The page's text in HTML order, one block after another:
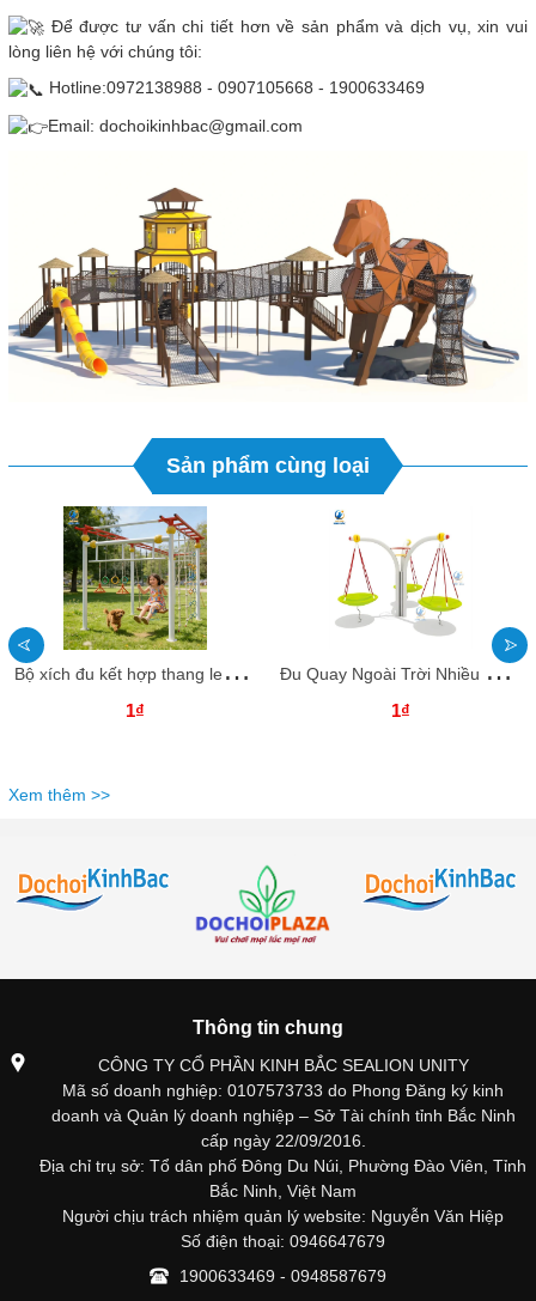
Để được tư vấn chi tiết hơn về sản phẩm và dịch vụ, xin vui
lòng liên hệ với chúng tôi:
Hotline:0972138988 - 0907105668 - 1900633469
Email: dochoikinhbac@gmail.com
Sản phẩm cùng loại
B
ộ xích đu kết hợp thang leo ngoài trời XĐNTKB01 Dochoikinhbac - Trò chơi công viên thu hút
1₫
Đ
u Quay Ngoài Trời Nhiều Ghế ĐQNTKB02 Dochoikinhbac - Trò chơi công viên thu hút
1₫
Xem thêm >>
Thông tin chung
CÔNG TY CỔ PHẦN KINH BẮC SEALION UNITY
Mã số doanh nghiệp: 0107573733 do Phong Đăng ký kinh
doanh và Quản lý doanh nghiệp – Sở Tài chính tỉnh Bắc Ninh
cấp ngày 22/09/2016.
Địa chỉ trụ sở: Tổ dân phố Đông Du Núi, Phường Đào Viên, Tỉnh
Bắc Ninh, Việt Nam
Người chịu trách nhiệm quản lý website: Nguyễn Văn Hiệp
Số điện thoại: 0946647679
1900633469 - 0948587679